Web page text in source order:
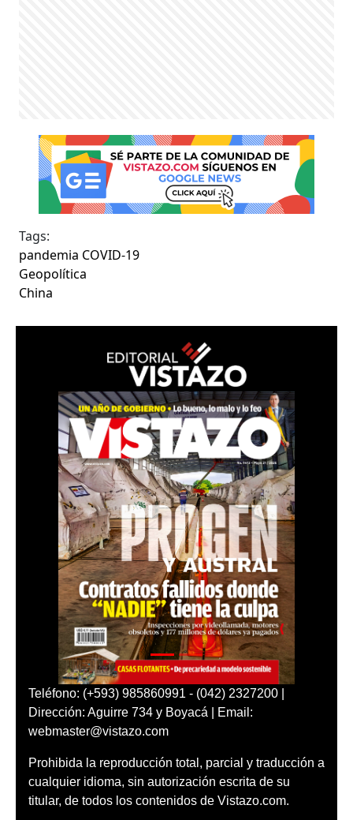
Tags:
pandemia COVID-19
Geopolítica
China
Teléfono: (+593) 985860991 - (042) 2327200 |
Dirección: Aguirre 734 y Boyacá | Email:
webmaster@vistazo.com
Prohibida la reproducción total, parcial y traducción a
cualquier idioma, sin autorización escrita de su
titular, de todos los contenidos de Vistazo.com.